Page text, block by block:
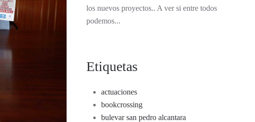
los nuevos proyectos.. A ver si entre todos
podemos...
Etiquetas
actuaciones
bookcrossing
bulevar san pedro alcantara